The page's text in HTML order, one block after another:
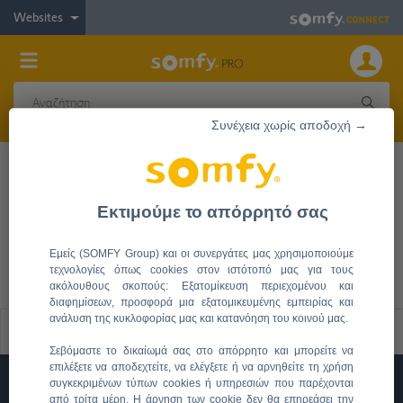
Websites
Κλειδαριά
1Προϊόντα
Εκτιμούμε το απόρρητό σας
Εμείς (SOMFY Group) και οι συνεργάτες μας χρησιμοποιούμε
τεχνολογίες όπως cookies στον ιστότοπό μας για τους
ακόλουθους σκοπούς: Εξατομίκευση περιεχομένου και
διαφημίσεων, προσφορά μια εξατομικευμένης εμπειρίας και
ανάλυση της κυκλοφορίας μας και κατανόηση του κοινού μας.
Σεβόμαστε το δικαίωμά σας στο απόρρητο και μπορείτε να
επιλέξετε να αποδεχτείτε, να ελέγξετε ή να αρνηθείτε τη χρήση
συγκεκριμένων τύπων cookies ή υπηρεσιών που παρέχονται
από τρίτα μέρη. Η άρνηση των cookie δεν θα επηρεάσει την
Συνέχεια χωρίς αποδοχή →